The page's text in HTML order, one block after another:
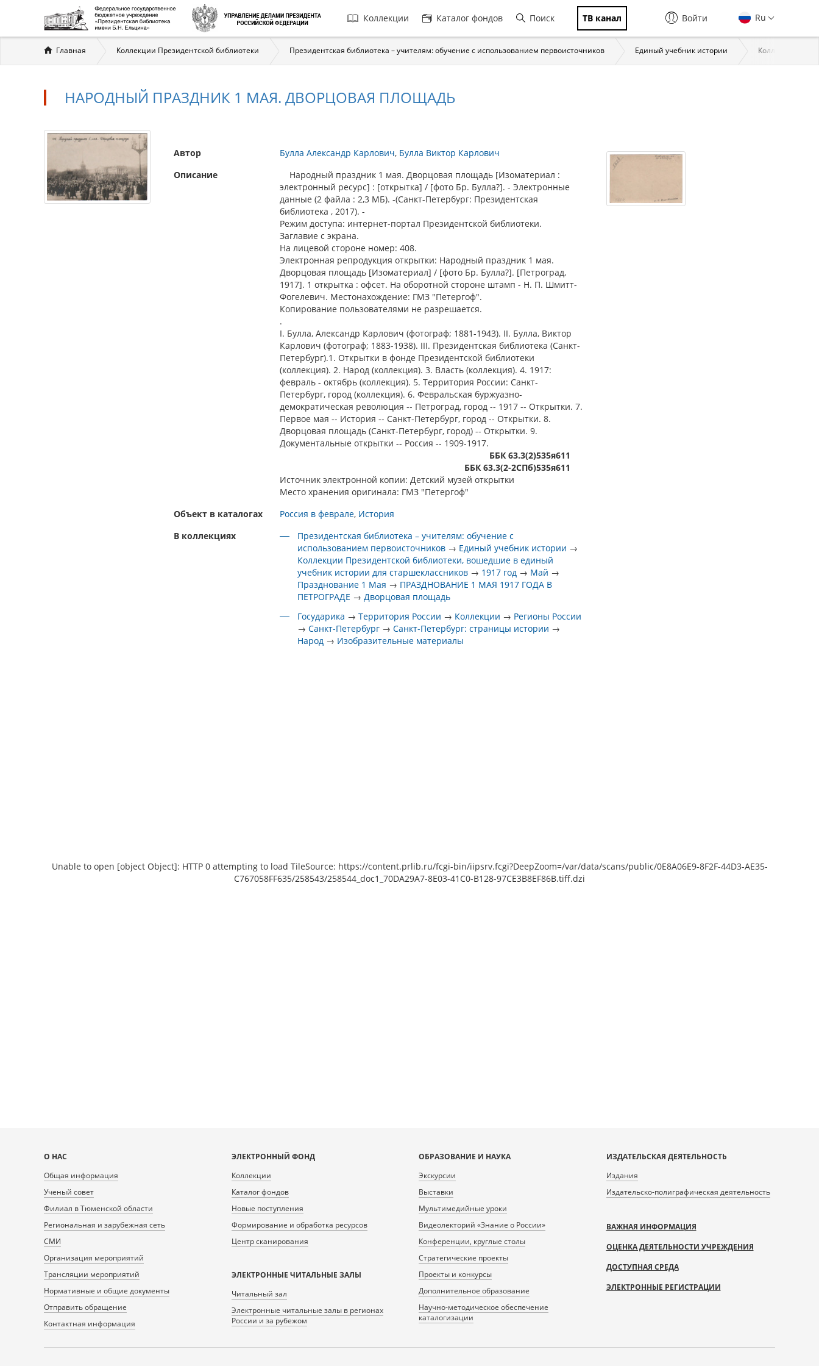
Главная
навигация
Коллекции Каталог фондов Поиск ТВ канал Ru
Войти
Вы
здесь
Главная Коллекции Президентской библиотеки Президентская библиотека – учителям: обучение с использованием первоисточников Единый учебник истории Коллекции
НАРОДНЫЙ ПРАЗДНИК 1 МАЯ. ДВОРЦОВАЯ ПЛОЩАДЬ
Автор Булла Александр Карлович Булла Виктор Карлович
Описание
Народный праздник 1 мая. Дворцовая площадь [Изоматериал :
электронный ресурс] : [открытка] / [фото Бр. Булла?]. - Электронные
данные (2 файла : 2,3 МБ). -(Санкт-Петербург: Президентская
библиотека , 2017). -
Режим доступа: интернет-портал Президентской библиотеки.
Заглавие с экрана.
На лицевой стороне номер: 408.
Электронная репродукция открытки: Народный праздник 1 мая.
Дворцовая площадь [Изоматериал] / [фото Бр. Булла?]. [Петроград,
1917]. 1 открытка : офсет. На оборотной стороне штамп - Н. П. Шмитт-
Фогелевич. Местонахождение: ГМЗ "Петергоф".
Копирование пользователями не разрешается.
.
I. Булла, Александр Карлович (фотограф; 1881-1943). II. Булла, Виктор
Карлович (фотограф; 1883-1938). III. Президентская библиотека (Санкт-
Петербург).1. Открытки в фонде Президентской библиотеки
(коллекция). 2. Народ (коллекция). 3. Власть (коллекция). 4. 1917:
февраль - октябрь (коллекция). 5. Территория России: Санкт-
Петербург, город (коллекция). 6. Февральская буржуазно-
демократическая революция -- Петроград, город -- 1917 -- Открытки. 7.
Первое мая -- История -- Санкт-Петербург, город -- Открытки. 8.
Дворцовая площадь (Санкт-Петербург, город) -- Открытки. 9.
Документальные открытки -- Россия -- 1909-1917.
ББК 63.3(2)535я611
ББК 63.3(2-2СПб)535я611
Источник электронной копии: Детский музей открытки
Место хранения оригинала: ГМЗ "Петергоф"
Объект в каталогах
Россия в феврале История
В коллекциях
Президентская библиотека – учителям: обучение с
использованием первоисточников → Единый учебник истории →
Коллекции Президентской библиотеки, вошедшие в единый
учебник истории для старшеклассников → 1917 год → Май →
Празднование 1 Мая → ПРАЗДНОВАНИЕ 1 МАЯ 1917 ГОДА В
ПЕТРОГРАДЕ →Дворцовая площадь
Государика →Территория России → Коллекции → Регионы России
→Санкт-Петербург →Санкт-Петербург: страницы истории →
Народ → Изобразительные материалы
Unable to open [object Object]: HTTP 0 attempting to load TileSource: https://content.prlib.ru/fcgi-bin/iipsrv.fcgi?DeepZoom=/var/data/scans/public/0E8A06E9-8F2F-44D3-AE35-
C767058FF635/258543/258544_doc1_70DA29A7-8E03-41C0-B128-97CE3B8EF86B.tiff.dzi
Карта
сайта
О НАС
Общая информация
Ученый совет
Филиал в Тюменской области
Региональная и зарубежная сеть
СМИ
Организация мероприятий
Трансляции мероприятий
Нормативные и общие документы
Отправить обращение
Контактная информация
ЭЛЕКТРОННЫЙ ФОНД
Коллекции
Каталог фондов
Новые поступления
Формирование и обработка ресурсов
Центр сканирования
ЭЛЕКТРОННЫЕ ЧИТАЛЬНЫЕ ЗАЛЫ
Читальный зал
Электронные читальные залы в регионах
России и за рубежом
ОБРАЗОВАНИЕ И НАУКА
Экскурсии
Выставки
Мультимедийные уроки
Видеолекторий «Знание о России»
Конференции, круглые столы
Стратегические проекты
Проекты и конкурсы
Дополнительное образование
Научно-методическое обеспечение
каталогизации
ИЗДАТЕЛЬСКАЯ ДЕЯТЕЛЬНОСТЬ
Издания
Издательско-полиграфическая деятельность
ВАЖНАЯ ИНФОРМАЦИЯ
ОЦЕНКА ДЕЯТЕЛЬНОСТИ УЧРЕЖДЕНИЯ
ДОСТУПНАЯ СРЕДА
ЭЛЕКТРОННЫЕ РЕГИСТРАЦИИ